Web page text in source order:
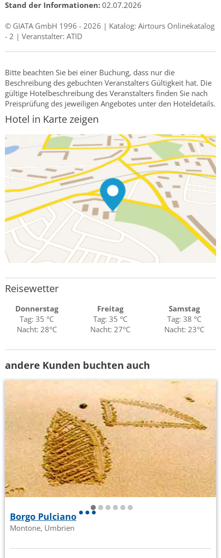
Stand der Informationen: 02.07.2026
© GIATA GmbH 1996 - 2026 | Katalog: Airtours Onlinekatalog
- 2 | Veranstalter: ATID
Bitte beachten Sie bei einer Buchung, dass nur die
Beschreibung des gebuchten Veranstalters Gültigkeit hat. Die
gültige Hotelbeschreibung des Veranstalters finden Sie nach
Preisprüfung des jeweiligen Angebotes unter den Hoteldetails.
Hotel in Karte zeigen
Reisewetter
Donnerstag
Tag: 35 °C
Nacht: 28°C
Freitag
Tag: 35 °C
Nacht: 27°C
Samstag
Tag: 38 °C
Nacht: 23°C
andere Kunden buchten auch
Borgo Pulciano
Montone, Umbrien